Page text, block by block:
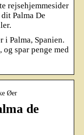
rejsehjemmesider
Palma De
i Palma, Spanien.
spar penge med
Øer
de